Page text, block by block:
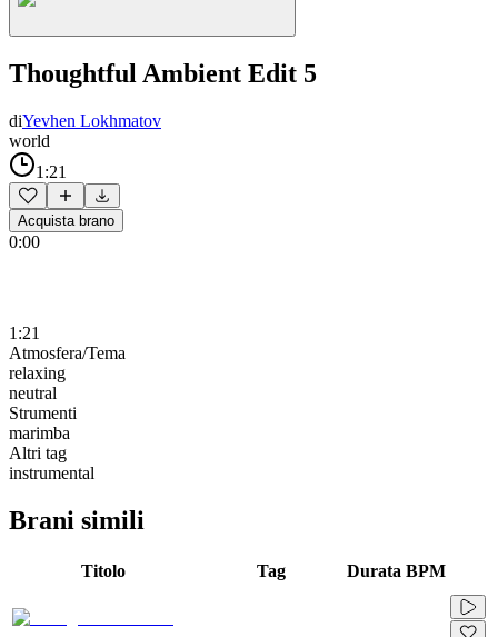
Thoughtful Ambient Edit 5
diYevhen Lokhmatov
world
1:21
Acquista brano
0:00
1:21
Atmosfera/Tema
relaxing
neutral
Strumenti
marimba
Altri tag
instrumental
Brani simili
Titolo Tag Durata BPM